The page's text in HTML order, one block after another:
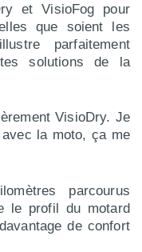
et VisioFog pour
que soient les
parfaitement
solutions de la
VisioDry. Je
la moto, ça me
parcourus
le profil du motard
de confort